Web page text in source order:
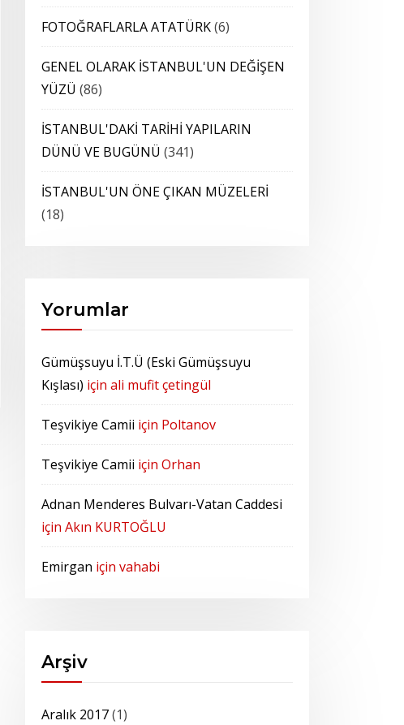
FOTOĞRAFLARLA ATATÜRK(6)
GENEL OLARAK İSTANBUL'UN DEĞİŞEN
YÜZÜ (86)
İSTANBUL'DAKİ TARİHİ YAPILARIN
DÜNÜ VE BUGÜNÜ (341)
İSTANBUL'UN ÖNE ÇIKAN MÜZELERİ
(18)
Yorumlar
Gümüşsuyu İ.T.Ü (Eski Gümüşsuyu
Kışlası) için ali mufit çetingül
Teşvikiye Camii için Poltanov
Teşvikiye Camii için Orhan
Adnan Menderes Bulvarı-Vatan Caddesi
için Akın KURTOĞLU
Emirgan için vahabi
Arşiv
Aralık 2017(1)